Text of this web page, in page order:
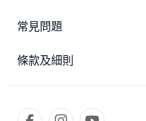
常見問題
條款及細則